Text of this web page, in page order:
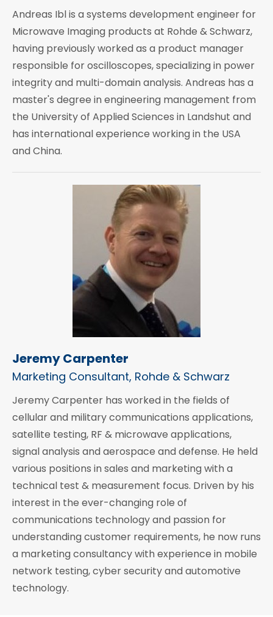
Andreas Ibl is a systems development engineer for
Microwave Imaging products at Rohde & Schwarz,
having previously worked as a product manager
responsible for oscilloscopes, specializing in power
integrity and multi-domain analysis. Andreas has a
master's degree in engineering management from
the University of Applied Sciences in Landshut and
has international experience working in the USA
and China.
Jeremy Carpenter
Marketing Consultant, Rohde & Schwarz
Jeremy Carpenter has worked in the fields of
cellular and military communications applications,
satellite testing, RF & microwave applications,
signal analysis and aerospace and defense. He held
various positions in sales and marketing with a
technical test & measurement focus. Driven by his
interest in the ever-changing role of
communications technology and passion for
understanding customer requirements, he now runs
a marketing consultancy with experience in mobile
network testing, cyber security and automotive
technology.